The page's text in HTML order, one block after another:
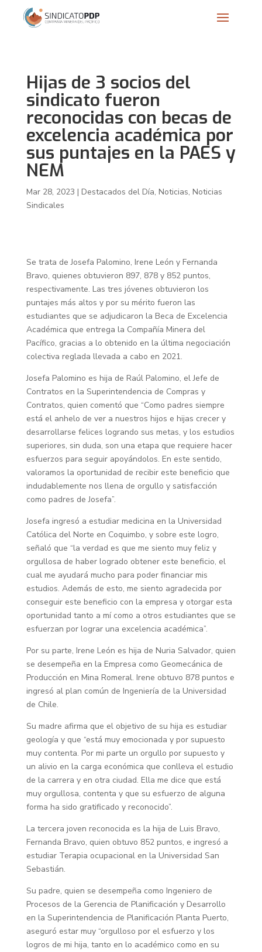
Hijas de 3 socios del
sindicato fueron
reconocidas con becas de
excelencia académica por
sus puntajes en la PAES y
NEM
Mar 28, 2023 | Destacados del Día, Noticias, Noticias
Sindicales
Se trata de Josefa Palomino, Irene León y Fernanda
Bravo, quienes obtuvieron 897, 878 y 852 puntos,
respectivamente. Las tres jóvenes obtuvieron los
puntajes más altos y por su mérito fueron las
estudiantes que se adjudicaron la Beca de Excelencia
Académica que entrega la Compañía Minera del
Pacífico, gracias a lo obtenido en la última negociación
colectiva reglada llevada a cabo en 2021.
Josefa Palomino es hija de Raúl Palomino, el Jefe de
Contratos en la Superintendencia de Compras y
Contratos, quien comentó que “Como padres siempre
está el anhelo de ver a nuestros hijos e hijas crecer y
desarrollarse felices logrando sus metas, y los estudios
superiores, sin duda, son una etapa que requiere hacer
esfuerzos para seguir apoyándolos. En este sentido,
valoramos la oportunidad de recibir este beneficio que
indudablemente nos llena de orgullo y satisfacción
como padres de Josefa”.
Josefa ingresó a estudiar medicina en la Universidad
Católica del Norte en Coquimbo, y sobre este logro,
señaló que “la verdad es que me siento muy feliz y
orgullosa de haber logrado obtener este beneficio, el
cual me ayudará mucho para poder financiar mis
estudios. Además de esto, me siento agradecida por
conseguir este beneficio con la empresa y otorgar esta
oportunidad tanto a mí como a otros estudiantes que se
esfuerzan por lograr una excelencia académica”.
Por su parte, Irene León es hija de Nuria Salvador, quien
se desempeña en la Empresa como Geomecánica de
Producción en Mina Romeral. Irene obtuvo 878 puntos e
ingresó al plan común de Ingeniería de la Universidad
de Chile.
Su madre afirma que el objetivo de su hija es estudiar
geología y que “está muy emocionada y por supuesto
muy contenta. Por mi parte un orgullo por supuesto y
un alivio en la carga económica que conlleva el estudio
de la carrera y en otra ciudad. Ella me dice que está
muy orgullosa, contenta y que su esfuerzo de alguna
forma ha sido gratificado y reconocido”.
La tercera joven reconocida es la hija de Luis Bravo,
Fernanda Bravo, quien obtuvo 852 puntos, e ingresó a
estudiar Terapia ocupacional en la Universidad San
Sebastián.
Su padre, quien se desempeña como Ingeniero de
Procesos de la Gerencia de Planificación y Desarrollo
en la Superintendencia de Planificación Planta Puerto,
aseguró estar muy “orgulloso por el esfuerzo y los
logros de mi hija, tanto en lo académico como en su